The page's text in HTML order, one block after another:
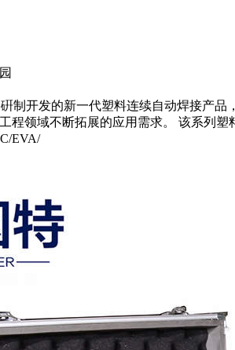
制开发的新一代塑料连续自动焊接产
程领域不断拓展的应用需求。 该系列
EVA/